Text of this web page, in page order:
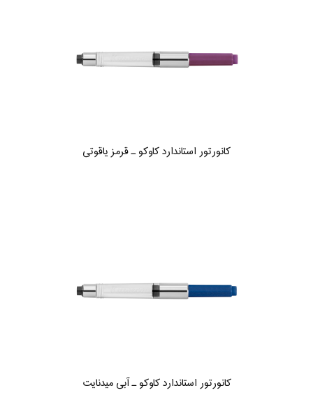
کانورتور استاندارد کاوکو ـ قرمز یاقوتی
کانورتور استاندارد کاوکو ـ آبی میدنایت